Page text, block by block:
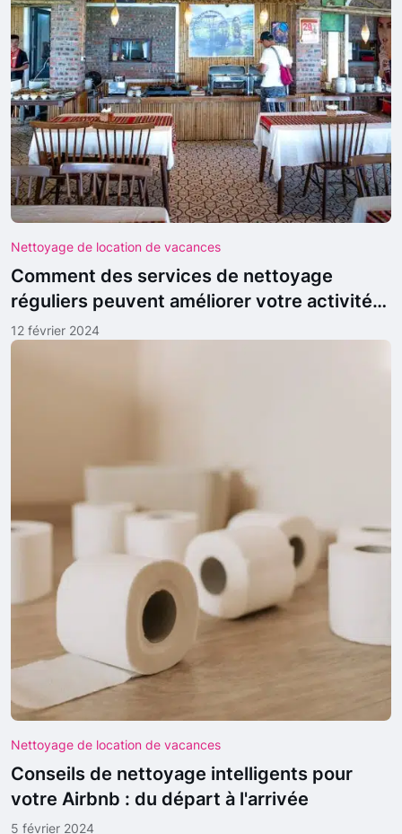
Nettoyage de location de vacances
Comment des services de nettoyage
réguliers peuvent améliorer votre activité
de location de vacances
12 février 2024
Nettoyage de location de vacances
Conseils de nettoyage intelligents pour
votre Airbnb : du départ à l'arrivée
5 février 2024